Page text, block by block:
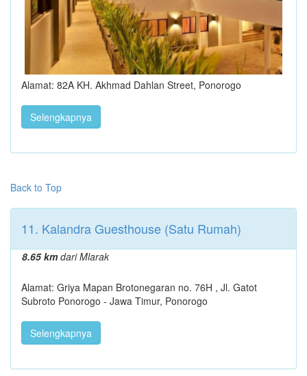
Alamat: 82A KH. Akhmad Dahlan Street, Ponorogo
Selengkapnya
Back to Top
11. Kalandra Guesthouse (Satu Rumah)
8.65 kmdari Mlarak
Alamat: Griya Mapan Brotonegaran no. 76H , Jl. Gatot
Subroto Ponorogo - Jawa Timur, Ponorogo
Selengkapnya